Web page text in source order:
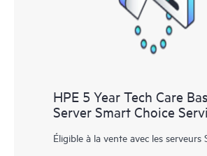
HPE 5 Year Tech Care
Server Smart Choice
Éligible à la vente avec les serveurs